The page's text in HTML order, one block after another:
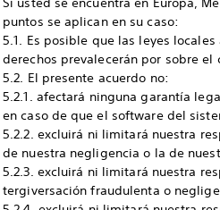
puntos se aplican en su caso:
5.1. Es posible que las leyes
derechos prevalecerán por sobre
5.2. El presente acuerdo no:
5.2.1. afectará ninguna garantía
en caso de que el software del
5.2.2. excluirá ni limitará nuestra
de nuestra negligencia o la de
5.2.3. excluirá ni limitará nuestra
tergiversación fraudulenta o